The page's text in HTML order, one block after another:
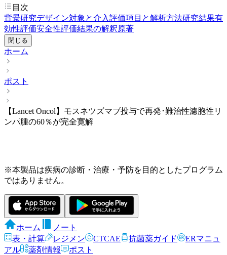
目次
背景研究デザイン対象と介入評価項目と解析方法研究結果有
効性評価安全性評価結果の解釈原著
閉じる
ホーム
ポスト
【Lancet Oncol】モスネツズマブ投与で再発･難治性濾胞性リ
ンパ腫の60％が完全寛解
※本製品は疾病の診断・治療・予防を目的としたプログラム
ではありません。
ホーム
ノート
表・計算
レジメン CTCAE 抗菌薬ガイド
ERマニュ
アル
薬剤情報 ポスト